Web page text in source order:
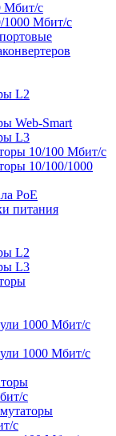
Мбит/с
1000 Мбит/c
L2
Web-Smart
L3
10/100 Мбит/с
10/100/1000
PoE
питания
L2
L3
1000 Мбит/c
1000 Мбит/c
с
с